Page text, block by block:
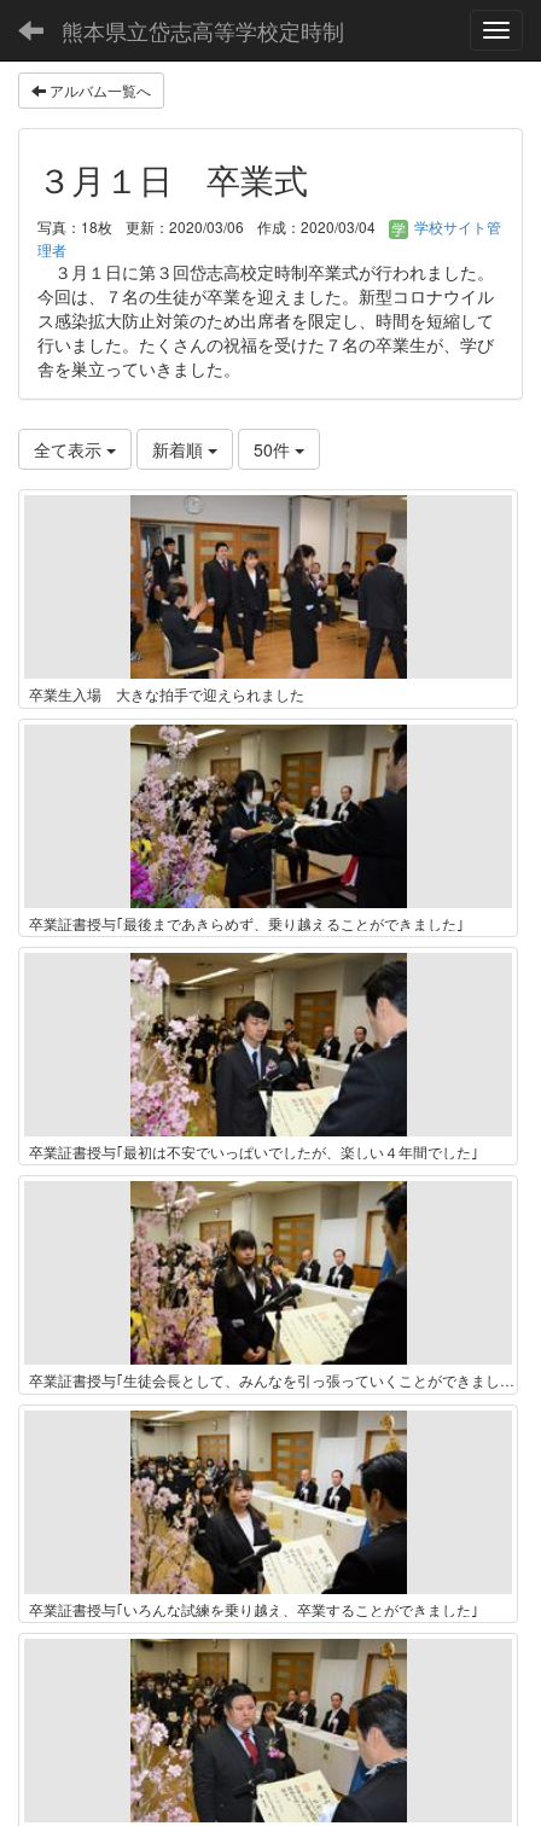
熊本県立岱志高等学校定時制
アルバム一覧へ
３月１日 卒業式
写真：18枚 更新：2020/03/06 作成：2020/03/04
学校サイト管
理者
３月１日に第３回岱志高校定時制卒業式が行われました。
今回は、７名の生徒が卒業を迎えました。新型コロナウイル
ス感染拡大防止対策のため出席者を限定し、時間を短縮して
行いました。たくさんの祝福を受けた７名の卒業生が、学び
舎を巣立っていきました。
全て表示 新着順 50件
卒業生入場 大きな拍手で迎えられました
卒業証書授与｢最後まであきらめず、乗り越えることができました｣
卒業証書授与｢最初は不安でいっぱいでしたが、楽しい４年間でした｣
卒業証書授与｢生徒会長として、みんなを引っ張っていくことができました｣
卒業証書授与｢いろんな試練を乗り越え、卒業することができました｣